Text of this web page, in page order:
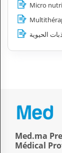
Micro
الحيوية
Med.ma
Médical